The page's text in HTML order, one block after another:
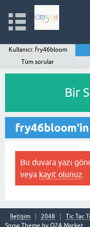
Kullanıcı: fry46bloom
Tüm sorular
Bir
fry46bloom'in
Bu duvara yazı
veya kayıt olunuz
İletişim 2048 Tic Tac
Snow Theme by Q2A Market